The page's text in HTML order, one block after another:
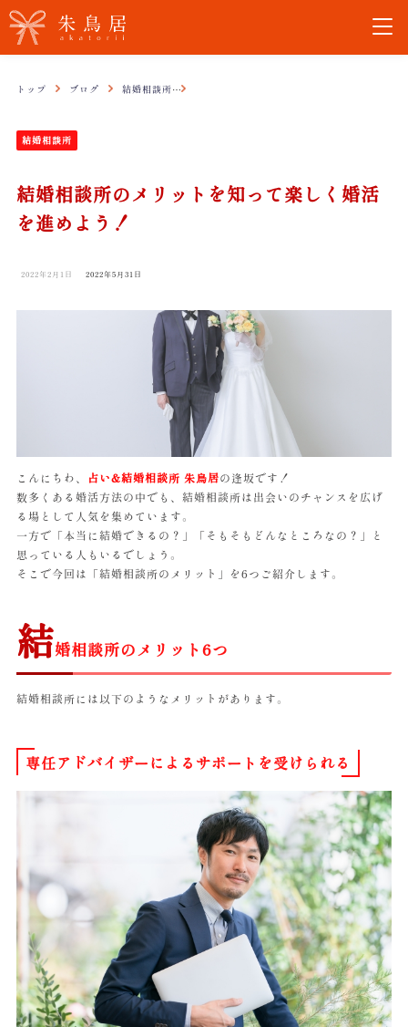
トップ ブログ 結婚相談所
結婚相談所
結婚相談所のメリットを知って楽しく婚活
を進めよう！
2022年2月1日 2022年5月31日
こんにちわ、 占い&結婚相談所 朱鳥居の逢坂です！
数多くある婚活方法の中でも、結婚相談所は出会いのチャンスを広げ
る場として人気を集めています。
一方で「本当に結婚できるの？」「そもそもどんなところなの？」と
思っている人もいるでしょう。
そこで今回は「結婚相談所のメリット」を6つご紹介します。
結婚相談所のメリット6つ
結婚相談所には以下のようなメリットがあります。
専任アドバイザーによるサポートを受けられる